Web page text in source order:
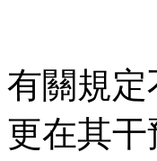
關規
在其